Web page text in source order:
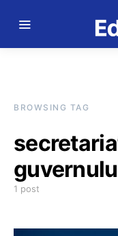
BROWSING TAG
1 post